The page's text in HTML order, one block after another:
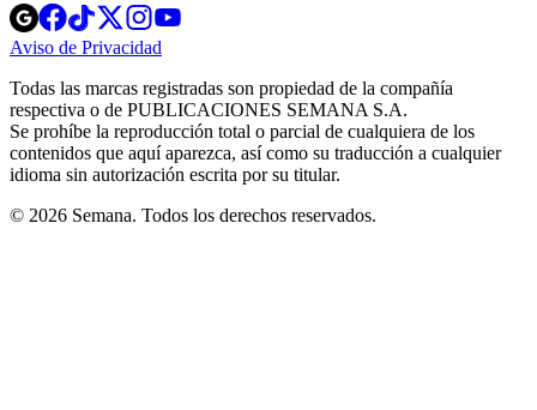
Opens
in
new
Opens
in
new
Opens
in
new
window
Opens
new
windowwindow
Aviso de Privacidad
new
window
Todas las marcas registradas son propiedad de la compañía
respectiva o de PUBLICACIONES SEMANA S.A.
Se prohíbe la reproducción total o parcial de cualquiera de los
contenidos que aquí aparezca, así como su traducción a cualquier
idioma sin autorización escrita por su titular.
© 2026 Semana. Todos los derechos reservados.